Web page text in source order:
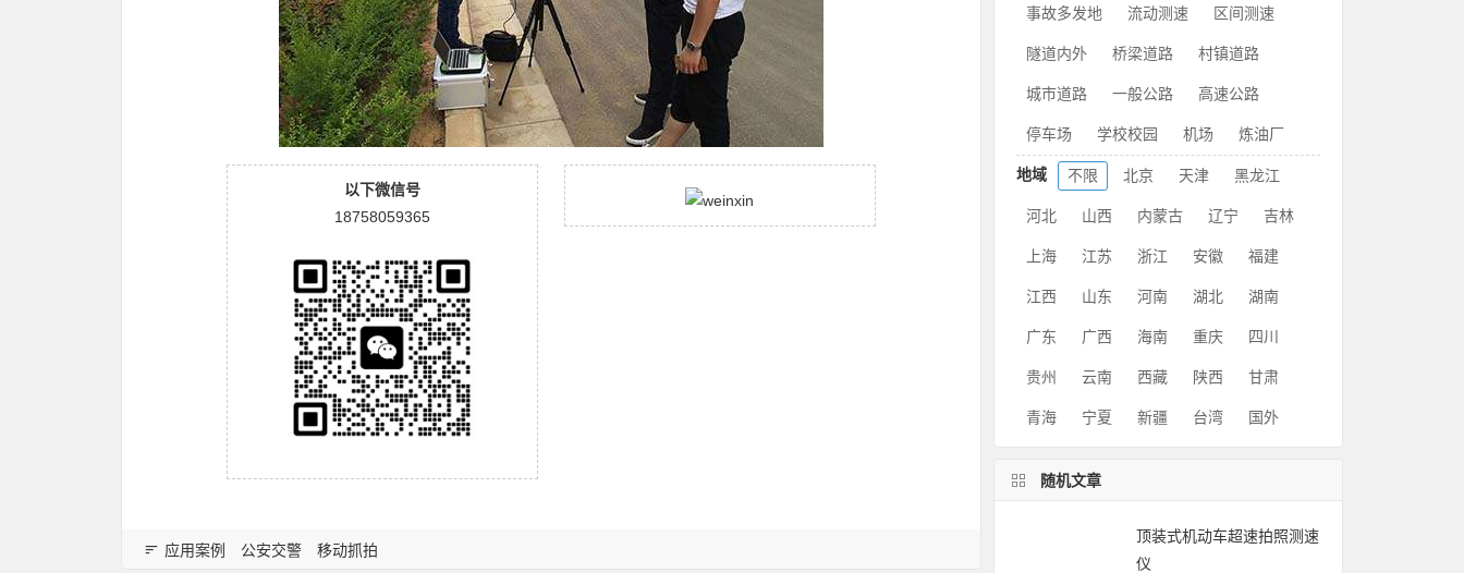
以下微信号
18758059365
应用案例 公安交警 移动抓拍
事故多发地 流动测速 区间测速
隧道内外 桥梁道路 村镇道路
城市道路 一般公路 高速公路
停车场 学校校园 机场 炼油厂
地域 不限 北京 天津 黑龙江
河北 山西 内蒙古 辽宁 吉林
上海 江苏 浙江 安徽 福建
江西 山东 河南 湖北 湖南
广东 广西 海南 重庆 四川
贵州 云南 西藏 陕西 甘肃
青海 宁夏 新疆 台湾 国外
随机文章
顶装式机动车超速拍照测速
仪